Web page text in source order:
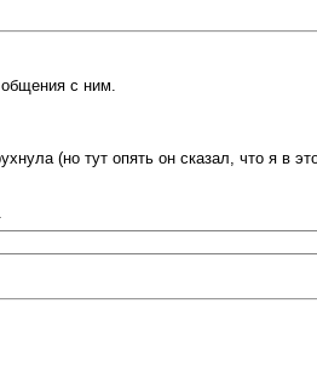
с ним.
(но тут опять он сказал, что я в